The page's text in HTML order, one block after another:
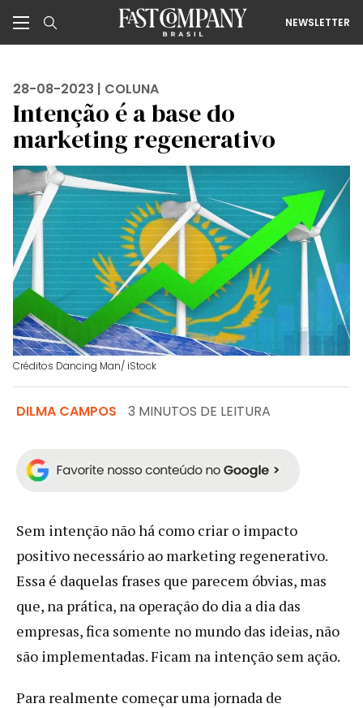
NEWSLETTER
28-08-2023 | COLUNA
Intenção é a base do
marketing regenerativo
Créditos Dancing Man/ iStock
DILMA CAMPOS 3 MINUTOS DE LEITURA
Sem intenção não há como criar o impacto
positivo necessário ao marketing regenerativo.
Essa é daquelas frases que parecem óbvias, mas
que, na prática, na operação do dia a dia das
empresas, fica somente no mundo das ideias, não
são implementadas. Ficam na intenção sem ação.
Para realmente começar uma jornada de